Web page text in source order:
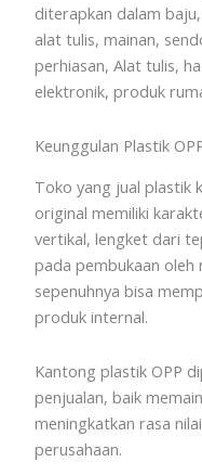
diterapkan dalam
alat tulis, mainan,
perhiasan, Alat tulis,
elektronik, produk
Keunggulan Plastik
Toko yang jual plastik
original memiliki
vertikal, lengket dari
pada pembukaan oleh
sepenuhnya bisa
produk internal.
Kantong plastik OPP
penjualan, baik
meningkatkan rasa
perusahaan.